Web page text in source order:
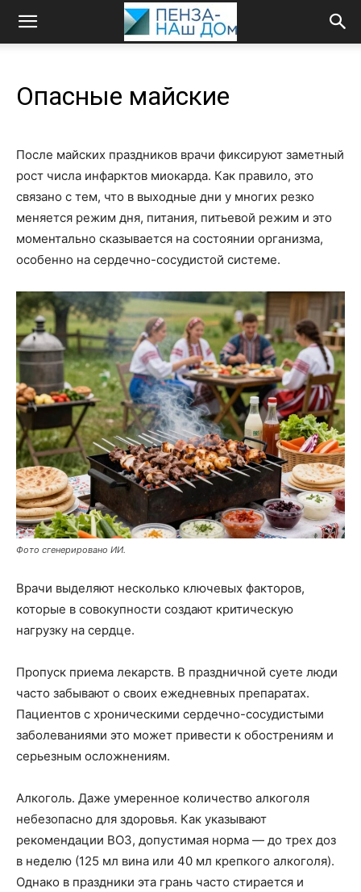
Опасные майские
После майских праздников врачи фиксируют заметный
рост числа инфарктов миокарда. Как правило, это
связано с тем, что в выходные дни у многих резко
меняется режим дня, питания, питьевой режим и это
моментально сказывается на состоянии организма,
особенно на сердечно-сосудистой системе.
Фото сгенерировано ИИ.
Врачи выделяют несколько ключевых факторов,
которые в совокупности создают критическую
нагрузку на сердце.
Пропуск приема лекарств. В праздничной суете люди
часто забывают о своих ежедневных препаратах.
Пациентов с хроническими сердечно-сосудистыми
заболеваниями это может привести к обострениям и
серьезным осложнениям.
Алкоголь. Даже умеренное количество алкоголя
небезопасно для здоровья. Как указывают
рекомендации ВОЗ, допустимая норма — до трех доз
в неделю (125 мл вина или 40 мл крепкого алкоголя).
Однако в праздники эта грань часто стирается и